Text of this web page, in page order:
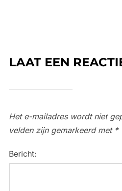
LAAT EEN
Het e-mailadres wordt niet
velden zijn gemarkeerd met *
Bericht: